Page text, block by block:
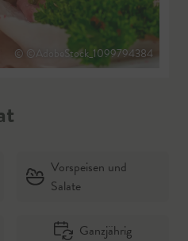
© ©AdobeStock_1099794384
Vorspeisen und
Salate
Ganzjährig